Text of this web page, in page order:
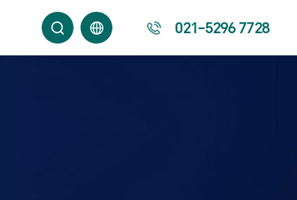
021-5296 7728